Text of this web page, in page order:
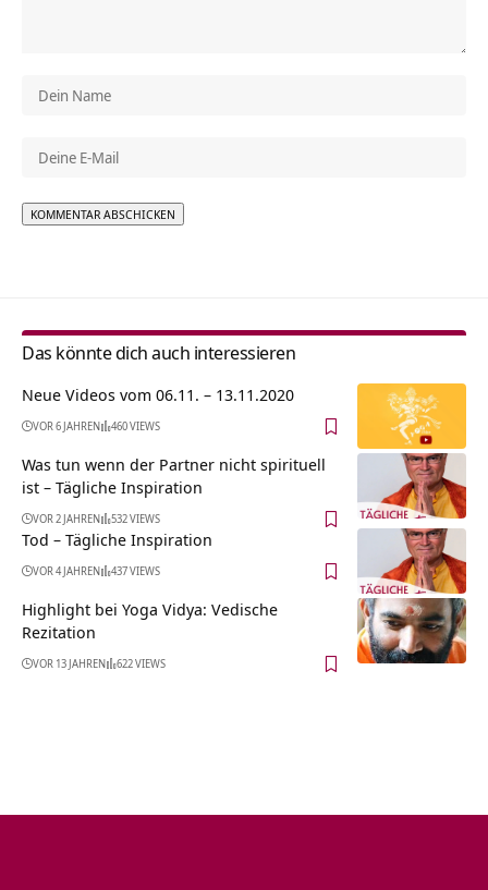
Das könnte dich auch interessieren
Neue Videos vom 06.11. – 13.11.2020
VOR 6 JAHREN 460 VIEWS
Was tun wenn der Partner nicht spirituell
ist – Tägliche Inspiration
VOR 2 JAHREN 532 VIEWS
Tod – Tägliche Inspiration
VOR 4 JAHREN 437 VIEWS
Highlight bei Yoga Vidya: Vedische
Rezitation
VOR 13 JAHREN 622 VIEWS